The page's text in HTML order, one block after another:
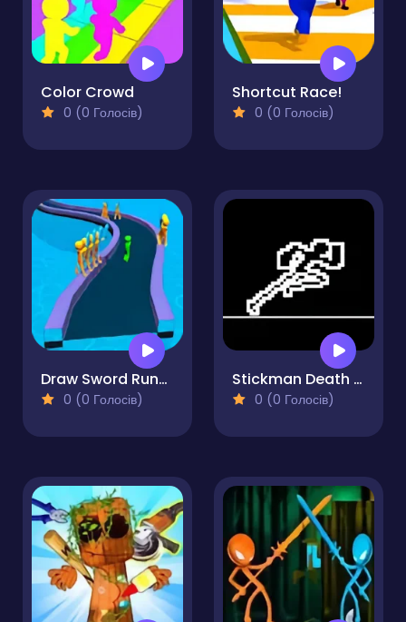
Color Crowd
0 (0 Голосів)
Shortcut Race!
0 (0 Голосів)
Draw Sword Runner
0 (0 Голосів)
Stickman Death Run
0 (0 Голосів)